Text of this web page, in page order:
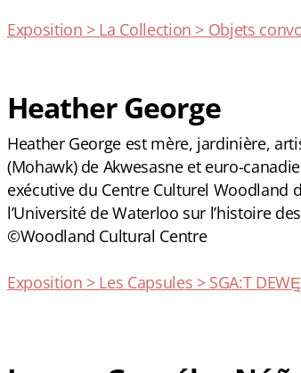
Exposition > La Collection > Objets
Heather George
Heather George est mère, jardinière,
(Mohawk) de Akwesasne et euro-
exécutive du Centre Culturel Woodland
l’Université de Waterloo sur l’histoire
©Woodland Cultural Centre
Exposition > Les Capsules > SGA:T